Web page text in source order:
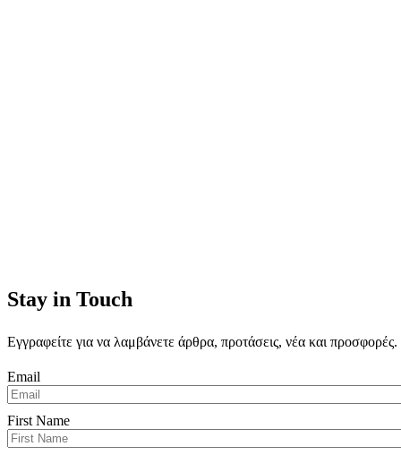
Stay in Touch
Εγγραφείτε για να λαμβάνετε άρθρα, προτάσεις, νέα και προσφορές.
Email
First Name